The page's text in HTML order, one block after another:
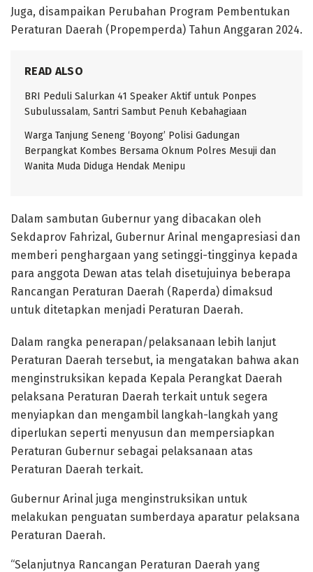
Juga, disampaikan Perubahan Program Pembentukan
Peraturan Daerah (Propemperda) Tahun Anggaran 2024.
READ ALSO
BRI Peduli Salurkan 41 Speaker Aktif untuk Ponpes
Subulussalam, Santri Sambut Penuh Kebahagiaan
Warga Tanjung Seneng ‘Boyong’ Polisi Gadungan
Berpangkat Kombes Bersama Oknum Polres Mesuji dan
Wanita Muda Diduga Hendak Menipu
Dalam sambutan Gubernur yang dibacakan oleh
Sekdaprov Fahrizal, Gubernur Arinal mengapresiasi dan
memberi penghargaan yang setinggi-tingginya kepada
para anggota Dewan atas telah disetujuinya beberapa
Rancangan Peraturan Daerah (Raperda) dimaksud
untuk ditetapkan menjadi Peraturan Daerah.
Dalam rangka penerapan/pelaksanaan lebih lanjut
Peraturan Daerah tersebut, ia mengatakan bahwa akan
menginstruksikan kepada Kepala Perangkat Daerah
pelaksana Peraturan Daerah terkait untuk segera
menyiapkan dan mengambil langkah-langkah yang
diperlukan seperti menyusun dan mempersiapkan
Peraturan Gubernur sebagai pelaksanaan atas
Peraturan Daerah terkait.
Gubernur Arinal juga menginstruksikan untuk
melakukan penguatan sumberdaya aparatur pelaksana
Peraturan Daerah.
“Selanjutnya Rancangan Peraturan Daerah yang